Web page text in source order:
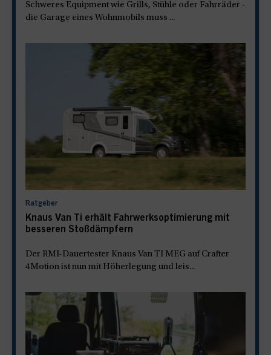
Schweres Equipment wie Grills, Stühle oder Fahrräder -
die Garage eines Wohnmobils muss ...
Ratgeber
Knaus Van Ti erhält Fahrwerksoptimierung mit
besseren Stoßdämpfern
Der RMI-Dauertester Knaus Van TI MEG auf Crafter
4Motion ist nun mit Höherlegung und leis...